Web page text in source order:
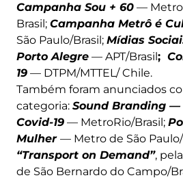
Campanha Sou + 60 — Metro
Brasil; Campanha Metrô é
São Paulo/Brasil; Mídias
Porto Alegre — APT/Brasil ;
19 — DTPM/MTTEL/ Chile.
Também foram anunciados
categoria: Sound Branding —
Covid-19 — MetroRio/Brasil;
Mulher — Metro de São Paulo/
“Transport on Demand”,
de São Bernardo do Campo/